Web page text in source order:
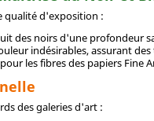
qualité d'exposition :
des noirs d'une profondeur
indésirables, assurant
les fibres des papiers Fine
des galeries d'art :